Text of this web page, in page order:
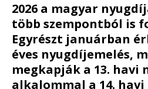
2026 a magyar
több szempontból is
Egyrészt januárban
éves nyugdíjemelés,
megkapják a 13. havi
alkalommal a 14.